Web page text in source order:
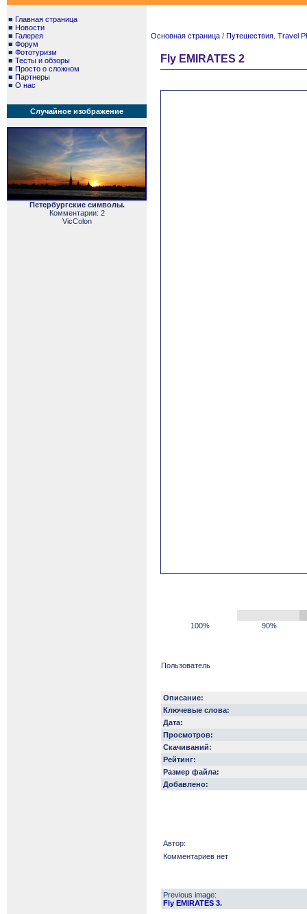
■ Главная страница
■ Новости
■ Галерея
■ Форум
■ Фототуризм
■ Тесты и обзоры
■ Просто о сложном
■ Партнеры
■ О нас
Случайное изображение
Петербургские символы.
Комментарии: 2
VicColon
Основная страница / Путешествия. Travel
Fly EMIRATES 2
100% 90%
Пользователь
Описание:
Ключевые слова:
Дата:
Просмотров:
Скачиваний:
Рейтинг:
Размер файла:
Добавлено:
Автор:
Комментариев нет
Previous image:
Fly EMIRATES 3.